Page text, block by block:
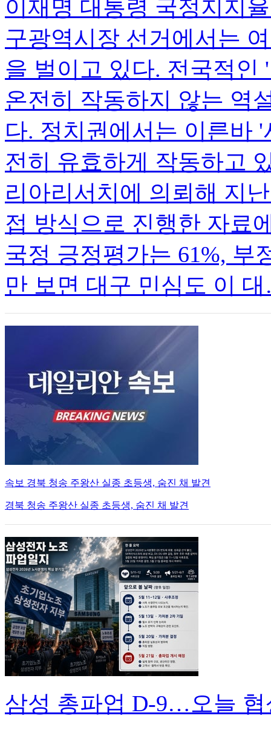
이재명 대통령 국정지지
구광역시장 선거에서는
을 벌이고 있다. 전국적인
온전히 작동하지 않는 역
다. 정치권에서는 이른바
전히 유효하게 작동하고
리아리서치에 의뢰해 지
접 방식으로 진행한 자료
국정 긍정평가는 61%, 부
만 보면 대구 민심도 이
속보 경북 청송 주왕산 실종 초등생, 숨진 채 발견
경북 청송 주왕산 실종 초등생, 숨진 채 발견
삼성 총파업 D-9…오늘